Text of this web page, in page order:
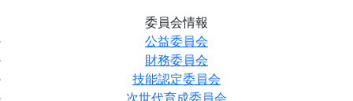
委員会情報
公益委員会
財務委員会
技能認定委員会